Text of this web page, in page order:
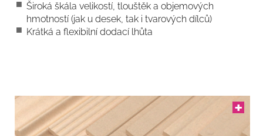
Široká škála velikostí, tlouštěk a objemových
hmotností (jak u desek, tak i tvarových dílců)
Krátká a flexibilní dodací lhůta